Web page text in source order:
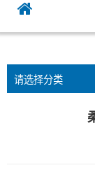
发生系统错误，系统已
请选择分类